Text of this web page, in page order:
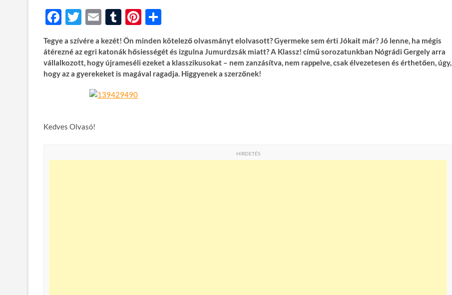
F
e
b
o
T
w
itt
er
E
m
ail
T
u
m
bl
r
Pi
nt
er
es
t
ss
za
m
e
Tegye a szívére a kezét! Ön minden kötelező olvasmányt elolvasott? Gyermeke sem érti Jókait már? Jó lenne, ha mégis
átérezné az egri katonák hősiességét és izgulna Jumurdzsák miatt? A Klassz! című sorozatunkban Nógrádi Gergely arra
vállalkozott, hogy újrameséli ezeket a klasszikusokat – nem zanzásítva, nem rappelve, csak élvezetesen és érthetően, úgy,
hogy az a gyerekeket is magával ragadja. Higgyenek a szerzőnek!
Kedves Olvasó!
HIRDETÉS